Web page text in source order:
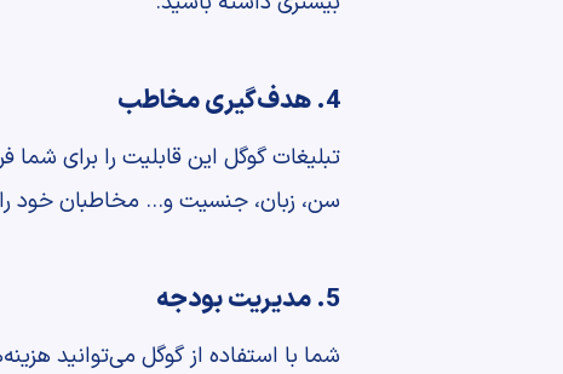
4. هدف‌گیری مخاطب
تبلیغات گوگل این قابلیت را برای
سن، زبان، جنسیت و… مخاطبان خود
5. مدیریت بودجه
شما با استفاده از گوگل می‌توانید